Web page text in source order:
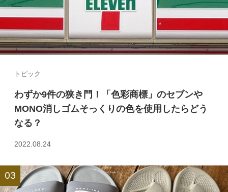
トピック
わずか9件の狭き門！「色彩商標」のセブンや
MONO消しゴムそっくりの色を使用したらどう
なる？
2022.08.24